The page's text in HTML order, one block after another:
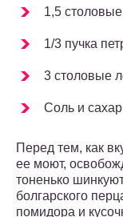
1,5
1/3 пучка
3 столовые
Соль и сахар
Перед тем, как
ее моют,
тоненько
болгарского
помидора и